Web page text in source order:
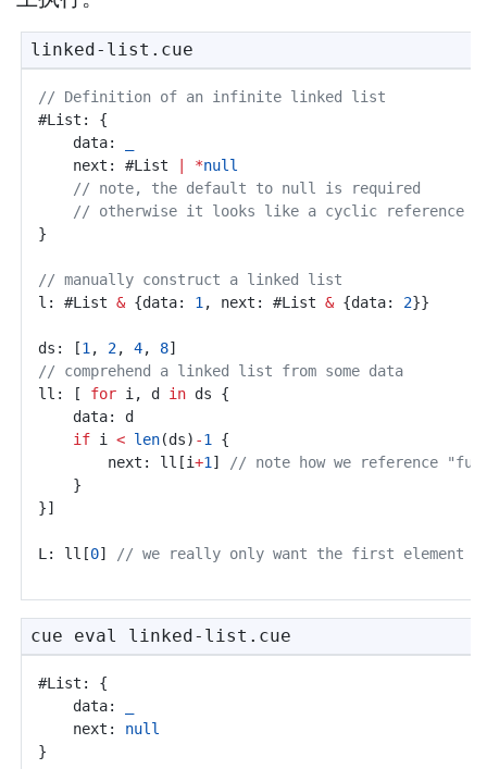
linked-list.cue
// Definition of an infinite linked list
#List: {
	data:
	next: #List
*null
// note, the default to null is required
// otherwise it looks like a cyclic reference
}
// manually construct a linked list
l: #List & {data: 1 , next: #List & {data: 2}}
ds: [1 , 2, 4, 8]
// comprehend a linked list from some data
ll: [ for i, d in ds {
	data: d
if i < len(ds) -1
{
		next: ll[i
+1 ]
// note how we reference
	}
}]
L: ll[0] // we really only want the first element
cue eval linked-list.cue
#List: {
	data:
	next:
null
}